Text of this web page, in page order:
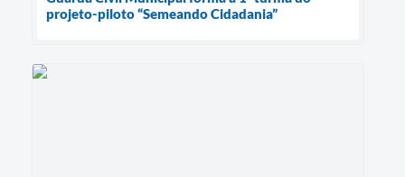
projeto-piloto “Semeando Cidadania”